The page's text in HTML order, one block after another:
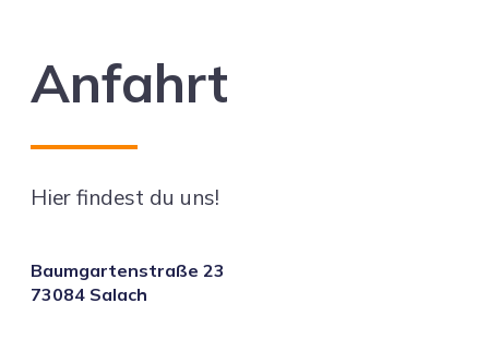
Anfahrt
Hier findest du uns!
Baumgartenstraße 23
73084 Salach